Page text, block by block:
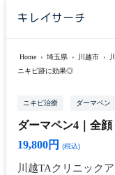
Home › 埼玉県 › 川越市 ›
ニキビ跡に効果◎
ニキビ治療 ダーマペン
ダーマペン4｜全
19,800円
(税込)
川越TAクリニック